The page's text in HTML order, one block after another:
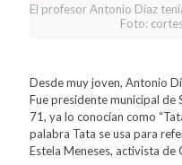
El profesor Antonio Díaz
Foto:
Desde muy joven, Antonio
Fue presidente municipal de
71, ya lo conocían como
palabra Tata se usa para
Estela Meneses, activista de